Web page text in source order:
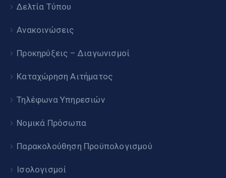
Δελτία Τύπου
Ανακοινώσεις
Προκηρύξεις – Διαγωνισμοί
Καταχώρηση Αιτήματος
Τηλέφωνα Υπηρεσιών
Νομικά Πρόσωπα
Παρακολούθηση Προϋπολογισμού
Ισολογισμοί